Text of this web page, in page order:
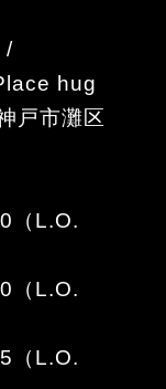
/
hug
戸市灘区
L.O.
L.O.
（L.O.